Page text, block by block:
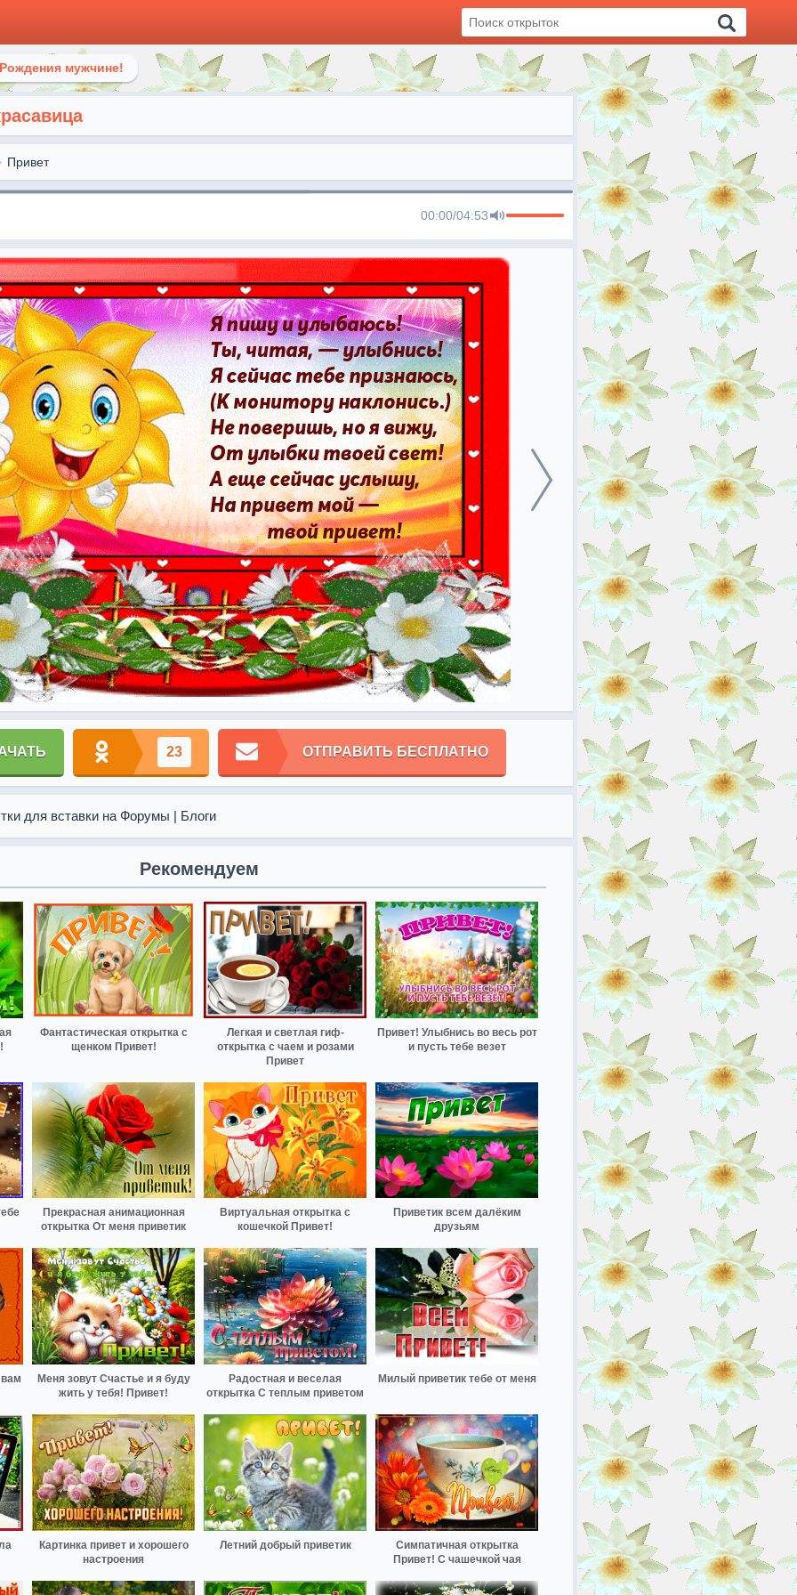
мужчине!
Привет
00:00/04:53
23 ОТПРАВИТЬ БЕСПЛАТНО
для вставки на Форумы | Блоги
Рекомендуем
Фантастическая открытка с
щенком Привет!
Легкая и светлая гиф-
открытка с чаем и розами
Привет
Привет! Улыбнись во весь рот
и пусть тебе везет
Прекрасная анимационная
открытка От меня приветик
Виртуальная открытка с
кошечкой Привет!
Приветик всем далёким
друзьям
Меня зовут Счастье и я буду
жить у тебя! Привет!
Радостная и веселая
открытка С теплым приветом
Милый приветик тебе от меня
Картинка привет и хорошего
настроения
Летний добрый приветик
Симпатичная открытка
Привет! С чашечкой чая